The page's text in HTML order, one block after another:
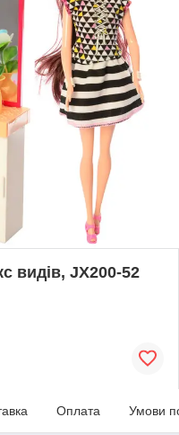
видів, JX200-52
Оплата Умови